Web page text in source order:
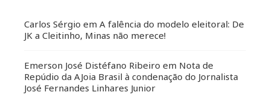
Carlos Sérgio em A falência do modelo eleitoral: De
JK a Cleitinho, Minas não merece!
Emerson José Distéfano Ribeiro em Nota de
Repúdio da AJoia Brasil à condenação do Jornalista
José Fernandes Linhares Junior